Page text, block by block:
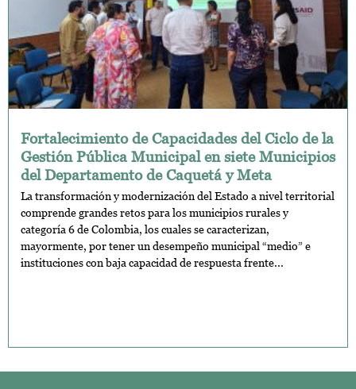
Fortalecimiento de Capacidades del Ciclo de la
Gestión Pública Municipal en siete Municipios
del Departamento de Caquetá y Meta
La transformación y modernización del Estado a nivel territorial
comprende grandes retos para los municipios rurales y
categoría 6 de Colombia, los cuales se caracterizan,
mayormente, por tener un desempeño municipal “medio” e
instituciones con baja capacidad de respuesta frente...